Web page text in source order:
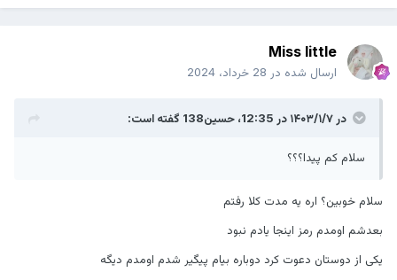
Miss little
ارسال شده در 28 خرداد، 2024
در ۱۴۰۳/۱/۷ در 12:35، حسین138 گفته است:
سلام کم پیدا؟؟؟
سلام خوبین؟ اره یه مدت کلا رفتم
بعدشم اومدم رمز اینجا یادم نبود
یکی از دوستان دعوت کرد دوباره بیام پیگیر شدم اومدم دیگه